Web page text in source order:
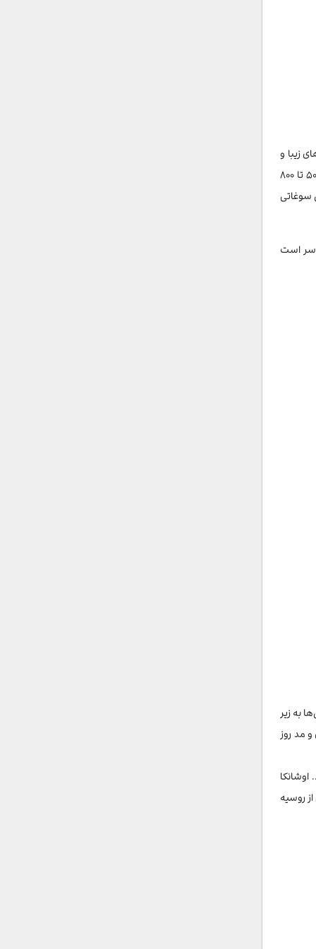
بیشتر
زیبا و
طراحی تو‌در‌تو، جذابیت خاصی دارند. شما می‌توانید در بازارهای روسیه، عروسک‌های ماتریوشکا ۳تکه، ۱۰ تکه و یا حتی ۵۰ تکه را با قیمت حدود ۵۰۰ تا ۸۰۰
سوغاتی
سر است
به زیر
مد روز
اوشانکا
روسیه